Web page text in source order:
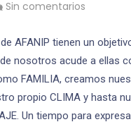
Sin comentarios
AFANIP tienen un
nosotros acude a ellas
FAMILIA, creamos
propio CLIMA y hasta
Un tiempo para